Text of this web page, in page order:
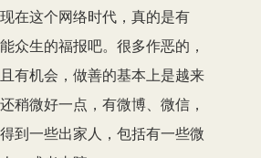
在这个网络时代，真的是有
众生的福报吧。很多作恶的，
有机会，做善的基本上是越来
稍微好一点，有微博、微信，
到一些出家人，包括有一些微